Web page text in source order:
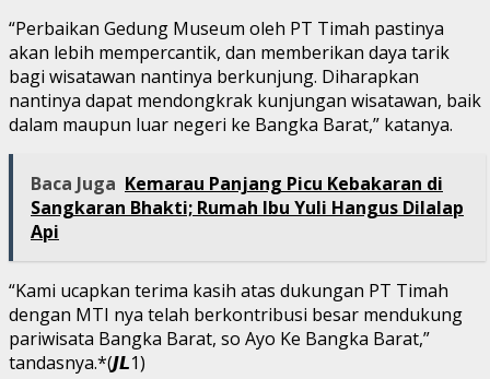
“Perbaikan Gedung Museum oleh PT Timah pastinya
akan lebih mempercantik, dan memberikan daya tarik
bagi wisatawan nantinya berkunjung. Diharapkan
nantinya dapat mendongkrak kunjungan wisatawan, baik
dalam maupun luar negeri ke Bangka Barat,” katanya.
Baca Juga Kemarau Panjang Picu Kebakaran di
Sangkaran Bhakti; Rumah Ibu Yuli Hangus Dilalap
Api
“Kami ucapkan terima kasih atas dukungan PT Timah
dengan MTI nya telah berkontribusi besar mendukung
pariwisata Bangka Barat, so Ayo Ke Bangka Barat,”
tandasnya.*(𝙅𝙇1)